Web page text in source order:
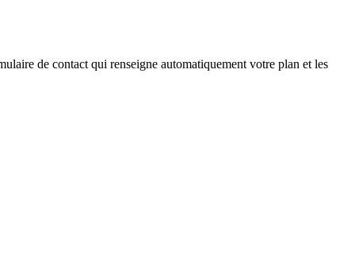
de contact qui renseigne automatiquement votre plan et les